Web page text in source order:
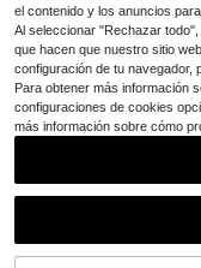
el contenido y los anuncios
Al seleccionar "Rechazar
que hacen que nuestro sitio
configuración de tu navegador,
Para obtener más información
configuraciones de cookies
más información sobre cómo